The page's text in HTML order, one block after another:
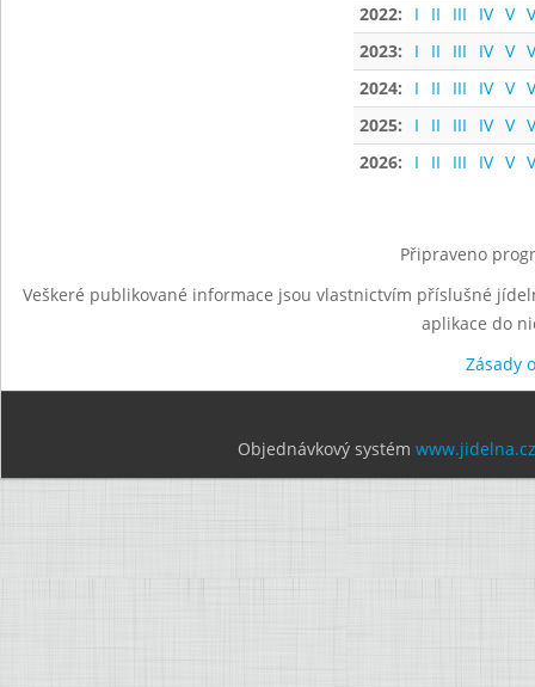
2022:
I II III IV V
2023:
I II III IV V
2024:
I II III IV V
2025:
I II III IV V
2026:
I II III IV V
Připraveno
Veškeré publikované informace jsou vlastnictvím příslušné
aplikace do
Zásady
Objednávkový systém www.jidelna.cz